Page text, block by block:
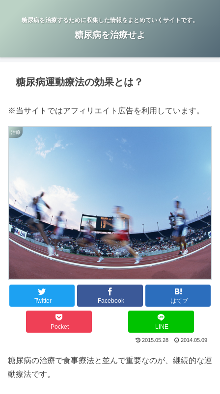
糖尿病を治療するために収集した情報をまとめていくサイトです。
糖尿病を治療せよ
糖尿病運動療法の効果とは？
※当サイトではアフィリエイト広告を利用しています。
治療
Twitter Facebook はてブ
Pocket LINE
2015.05.28 2014.05.09
糖尿病の治療で食事療法と並んで重要なのが、継続的な運
動療法です。